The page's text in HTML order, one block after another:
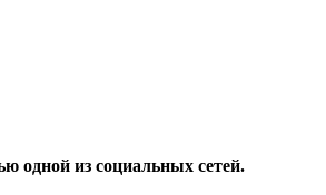
одной из социальных сетей.